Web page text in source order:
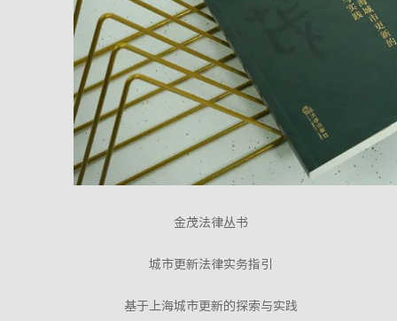
金茂法律丛书
城市更新法律实务指引
基于上海城市更新的探索与实践